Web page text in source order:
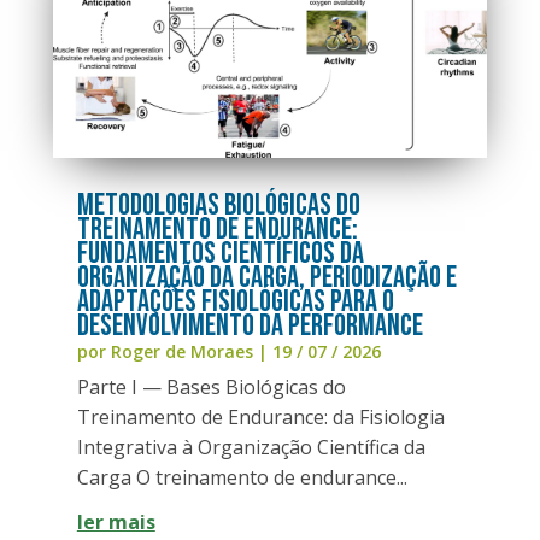
Metodologias Biológicas do
Treinamento de Endurance:
Fundamentos Científicos da
Organização da Carga, Periodização e
Adaptações Fisiológicas para o
Desenvolvimento da Performance
por Roger de Moraes| 19 / 07 / 2026
Parte I — Bases Biológicas do
Treinamento de Endurance: da Fisiologia
Integrativa à Organização Científica da
Carga O treinamento de endurance...
ler mais